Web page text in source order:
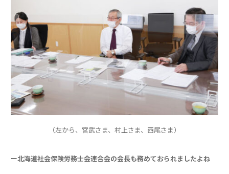
（左から、宮武さま、村上さま、西尾さま）
ー北海道社会保険労務士会連合会の会長も務めておられましたよね